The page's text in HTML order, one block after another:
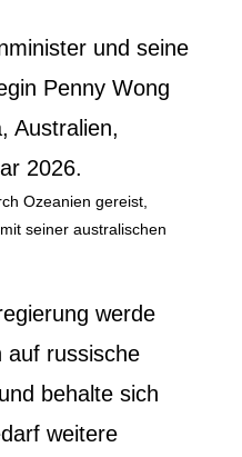
Ozeanien gereist,
seiner australischen
werde
auf russische
behalte sich
weitere